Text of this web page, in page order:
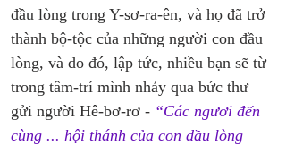
đầu lòng trong Y-sơ-ra-ên, và họ đã trở
thành bộ-tộc của những người con đầu
lòng, và do đó, lập tức, nhiều bạn sẽ từ
trong tâm-trí mình nhảy qua bức thư
gửi người Hê-bơ-rơ - “Các ngươi đến
cùng ... hội thánh của con đầu lòng